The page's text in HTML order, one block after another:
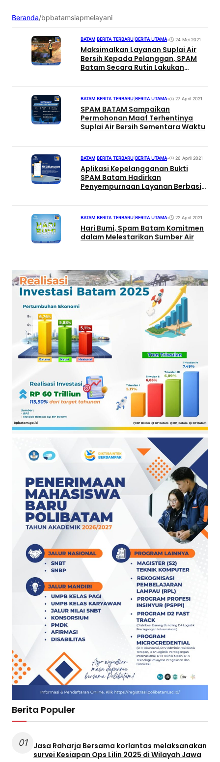
Beranda/bpbatamsiapmelayani
BATAM BERITA TERBARU BERITA UTAMA• 24 Mei 2021
Maksimalkan Layanan Suplai Air
Bersih Kepada Pelanggan, SPAM
Batam Secara Rutin Lakukan
BATAM BERITA TERBARU BERITA UTAMA• 27 April 2021
SPAM BATAM Sampaikan
Permohonan Maaf Terhentinya
Suplai Air Bersih Sementara Waktu
BATAM BERITA TERBARU BERITA UTAMA• 26 April 2021
Aplikasi Kepelangganan Bukti
SPAM Batam Hadirkan
Penyempurnaan Layanan Berbasis
BATAM BERITA TERBARU BERITA UTAMA• 22 April 2021
Hari Bumi, Spam Batam Komitmen
dalam Melestarikan Sumber Air
Berita Populer
01
Jasa Raharja Bersama korlantas melaksanakan
survei Kesiapan Ops Lilin 2025 di Wilayah Jawa